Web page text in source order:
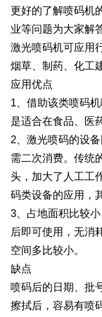
更好的了解喷码机
业等问题为大家解
激光喷码机可应用
烟草、制药、化工
应用优点
1、借助该类喷码
是适合在食品、医
2、激光喷码的设
需二次消费。传统
头，加大了人工工
码类设备的应用，
3、占地面积比较
后即可使用，无消
空间多比较小。
缺点
喷码后的日期、批
擦拭后，容易有喷